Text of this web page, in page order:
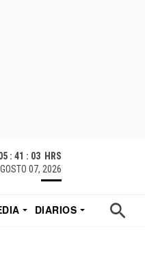
: 41 : 04 HRS
07, 2026
DIARIOS